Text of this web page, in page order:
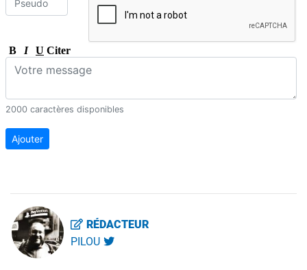
RÉDACTEUR
PILOU
B I U Citer
2000 caractères disponibles
Ajouter